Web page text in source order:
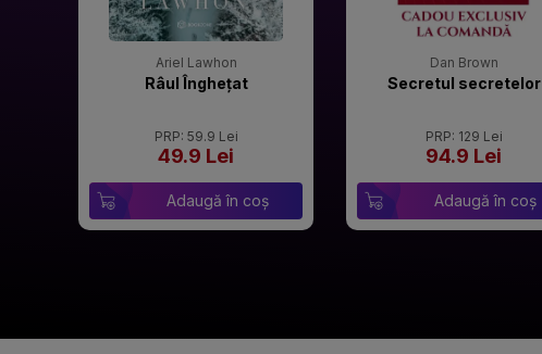
Ariel Lawhon
Râul Înghețat
PRP: 59.9 Lei
49.9 Lei
Adaugă în coș
Dan Brown
Secretul secretelor
PRP: 129 Lei
94.9 Lei
Adaugă în coș